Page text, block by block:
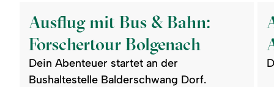
Ausflug mit Bus & Bahn:
Forschertour Bolgenach
Dein Abenteuer startet an der
Bushaltestelle Balderschwang Dorf.
Ausflug
mit
Forschertour
Bolgenach
mit